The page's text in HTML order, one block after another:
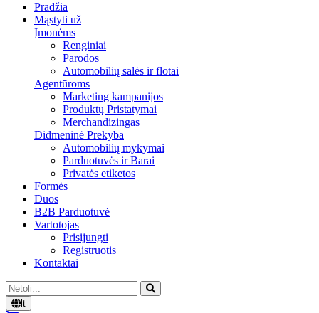
Pradžia
Mąstyti už
Įmonėms
Renginiai
Parodos
Automobilių salės ir flotai
Agentūroms
Marketing kampanijos
Produktų Pristatymai
Merchandizingas
Didmeninė Prekyba
Automobilių mykymai
Parduotuvės ir Barai
Privatės etiketos
Formės
Duos
B2B Parduotuvė
Vartotojas
Prisijungti
Registruotis
Kontaktai
Cerca
lt